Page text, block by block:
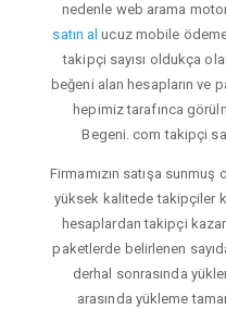
nedenle web arama
satın al ucuz mobile ödeme
takipçi sayısı oldukça
beğeni alan hesapların ve
hepimiz tarafınca
Begeni. com takipçi
Firmamızın satışa
yüksek kalitede takipçiler
hesaplardan takipçi
paketlerde belirlenen
derhal sonrasında
arasında yükleme